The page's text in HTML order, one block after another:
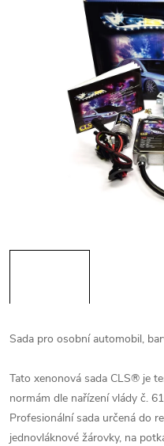
Sada pro osobní automobil,
Tato xenonová sada CLS® je
normám dle nařízení vlády č.
Profesionální sada určená do
jednovláknové žárovky, na